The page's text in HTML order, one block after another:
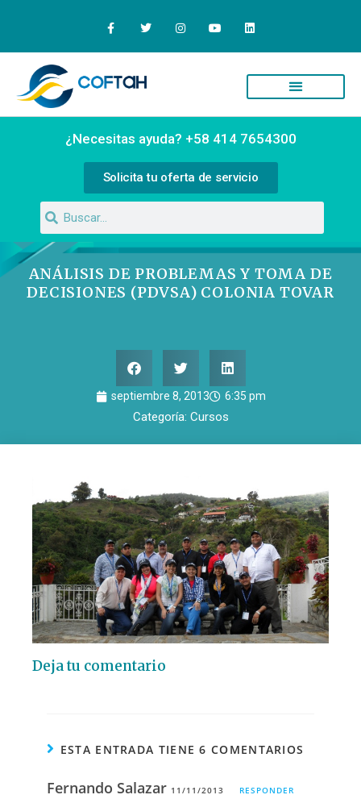
¿Necesitas ayuda? +58 414 7654300
Solicita tu oferta de servicio
ANÁLISIS DE PROBLEMAS Y TOMA DE
DECISIONES (PDVSA) COLONIA TOVAR
septiembre 8, 2013 6:35 pm
Categoría: Cursos
Deja tu comentario
ESTA ENTRADA TIENE 6 COMENTARIOS
Fernando Salazar 11/11/2013 RESPONDER